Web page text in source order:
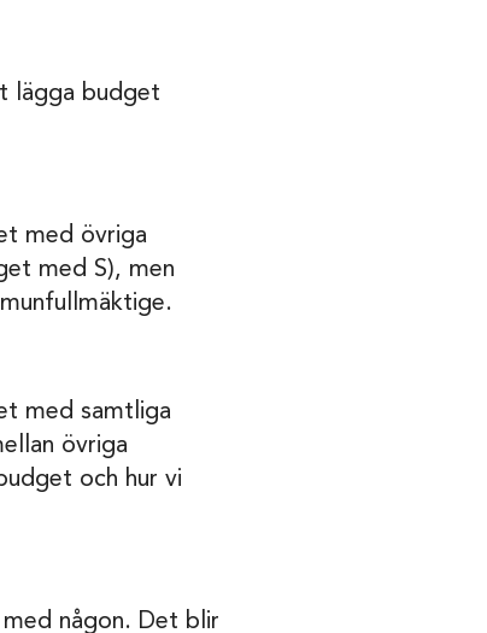
lägga budget
med övriga
med S), men
med samtliga
övriga
och hur vi
någon. Det blir